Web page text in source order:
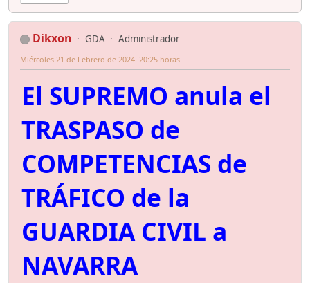
Dikxon GDA Administrador
Miércoles 21 de Febrero de 2024. 20:25 horas.
El SUPREMO anula el
TRASPASO de
COMPETENCIAS de
TRÁFICO de la
GUARDIA CIVIL a
NAVARRA